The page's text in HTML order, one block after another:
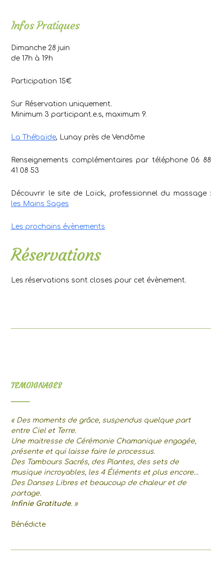
Infos Pratiques
Dimanche 28 juin
de 17h à 19h
Participation 15€
Sur Réservation uniquement.
Minimum 3 participant.e.s, maximum 9.
La Thébaïde, Lunay près de Vendôme
Renseignements complémentaires par téléphone 06 88
41 08 53
Découvrir le site de Loïck, professionnel du massage :
les Mains Sages
Les prochains évènements
Réservations
Les réservations sont closes pour cet évènement.
TEMOIGNAGES
« Des moments de grâce, suspendus quelque part
entre Ciel et Terre.
Une maitresse de Cérémonie Chamanique engagée,
présente et qui laisse faire le processus.
Des Tambours Sacrés, des Plantes, des sets de
musique incroyables, les 4 Éléments et plus encore…
Des Danses Libres et beaucoup de chaleur et de
partage.
Infinie Gratitude. »
Bénédicte